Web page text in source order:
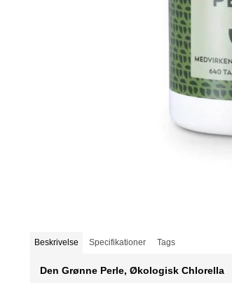
Beskrivelse Specifikationer Tags
Den Grønne Perle, Økologisk Chlorella